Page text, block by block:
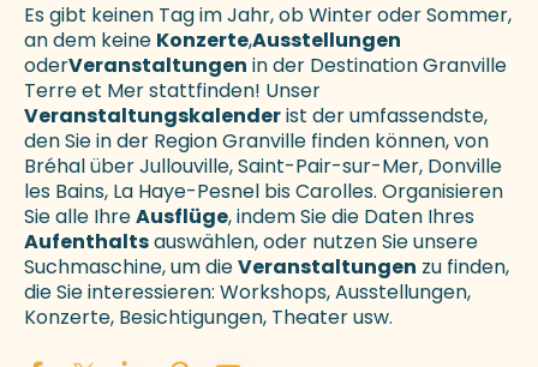
Es gibt keinen Tag im Jahr, ob Winter oder Sommer,
an dem keine Konzerte,Ausstellungen
oderVeranstaltungen in der Destination Granville
Terre et Mer stattfinden! Unser
Veranstaltungskalenderist der umfassendste,
den Sie in der Region Granville finden können, von
Bréhal über Jullouville, Saint-Pair-sur-Mer, Donville
les Bains, La Haye-Pesnel bis Carolles. Organisieren
Sie alle IhreAusflüge, indem Sie die Daten Ihres
Aufenthaltsauswählen, oder nutzen Sie unsere
Suchmaschine, um dieVeranstaltungen zu finden,
die Sie interessieren: Workshops, Ausstellungen,
Konzerte, Besichtigungen, Theater usw.